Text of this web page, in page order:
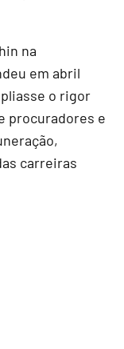
na
em abril
o rigor
procuradores e
carreiras